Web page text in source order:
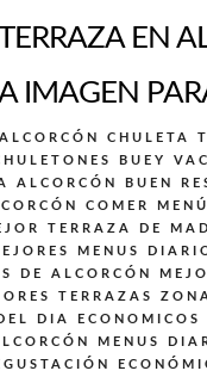
EN
IMAGEN
CHULETA
BUEY
ALCORCÓN BUEN
COMER
TERRAZA DE
MENUS
DE ALCORCÓN
TERRAZAS
DIA
MENUS